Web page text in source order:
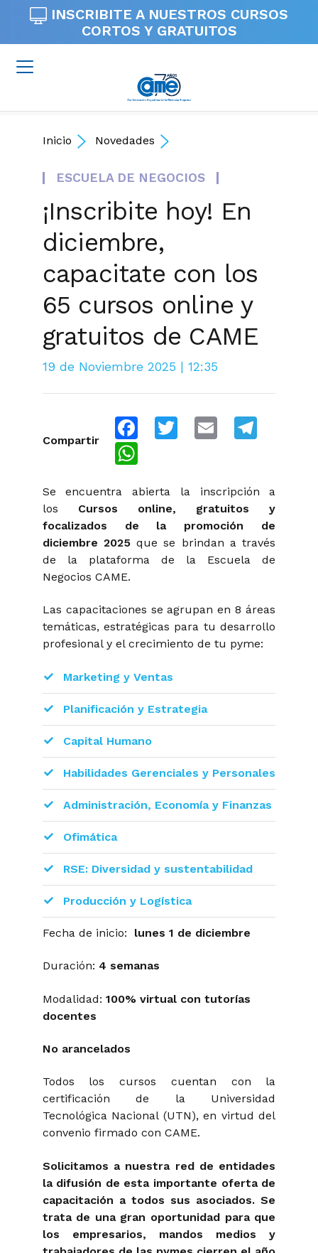
INSCRIBITE A NUESTROS CURSOS
CORTOS Y GRATUITOS
Inicio Novedades
ESCUELA DE NEGOCIOS
¡Inscribite hoy! En
diciembre,
capacitate con los
65 cursos online y
gratuitos de CAME
19 de Noviembre 2025 | 12:35
Compartir
FacebookTwitter Email
Se encuentra abierta la inscripción a
los Cursos online, gratuitos y
focalizados de la promoción de
diciembre 2025que se brindan a través
de la plataforma de la Escuela de
Negocios CAME.
Las capacitaciones se agrupan en 8 áreas
temáticas, estratégicas para tu desarrollo
profesional y el crecimiento de tu pyme:
Marketing y Ventas
Planificación y Estrategia
Capital Humano
Habilidades Gerenciales y Personales
Administración, Economía y Finanzas
Ofimática
RSE: Diversidad y sustentabilidad
Producción y Logística
Fecha de inicio: lunes 1 de diciembre
Duración: 4 semanas
Modalidad: 100% virtual con tutorías
docentes
No arancelados
Todos los cursos cuentan con la
certificación de la Universidad
Tecnológica Nacional (UTN), en virtud del
convenio firmado con CAME.
Solicitamos a nuestra red de entidades
la difusión de esta importante oferta de
capacitación a todos sus asociados. Se
trata de una gran oportunidad para que
los empresarios, mandos medios y